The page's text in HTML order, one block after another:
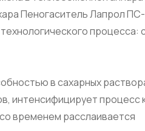
Пеногаситель Лапрол
процесса:
в сахарных
интенсифицирует процесс
временем расслаивается